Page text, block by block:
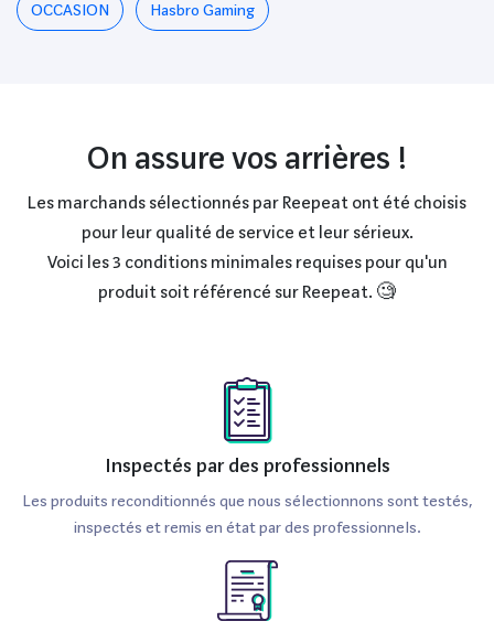
OCCASION Hasbro Gaming
On assure vos arrières !
Les marchands sélectionnés par Reepeat ont été choisis
pour leur qualité de service et leur sérieux.
Voici les 3 conditions minimales requises pour qu'un
produit soit référencé sur Reepeat. 🧐
Inspectés par des professionnels
Les produits reconditionnés que nous sélectionnons sont testés,
inspectés et remis en état par des professionnels.